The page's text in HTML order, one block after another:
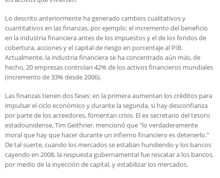
Lo descrito anteriormente ha generado cambios cualitativos y
cuantitativos en las finanzas, por ejemplo: el incremento del beneficio
en la industria financiera antes de los impuestos y el de los fondos de
cobertura, acciones y el capital de riesgo en porcentaje al PIB.
Actualmente, la industria financiera se ha concentrado aún más, de
hecho, 20 empresas controlan 42% de los activos financieros mundiales
(incremento de 33% desde 2006).
Las finanzas tienen dos fases: en la primera aumentan los créditos para
impulsar el ciclo económico y durante la segunda, si hay desconfianza
por parte de los acreedores, fomentan crisis. El ex secretario del tesoro
estadounidense, Tim Geithner, mencionó que "lo verdaderamente
moral que hay que hacer durante un infierno financiero es detenerlo.”
De tal suerte, cuando los mercados se estaban hundiendo y los bancos
cayendo en 2008, la respuesta gubernamental fue rescatar a los bancos,
por medio de la inyección de capital, y estabilizar los mercados.